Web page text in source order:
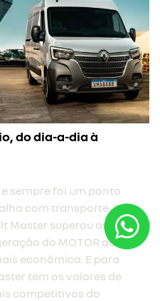
do dia-a-dia à
sempre foi um ponto
com transporte. E
Master superou as
do MOTOR dCi 2.3L
econômica. E para
tem os valores de
competitivos do